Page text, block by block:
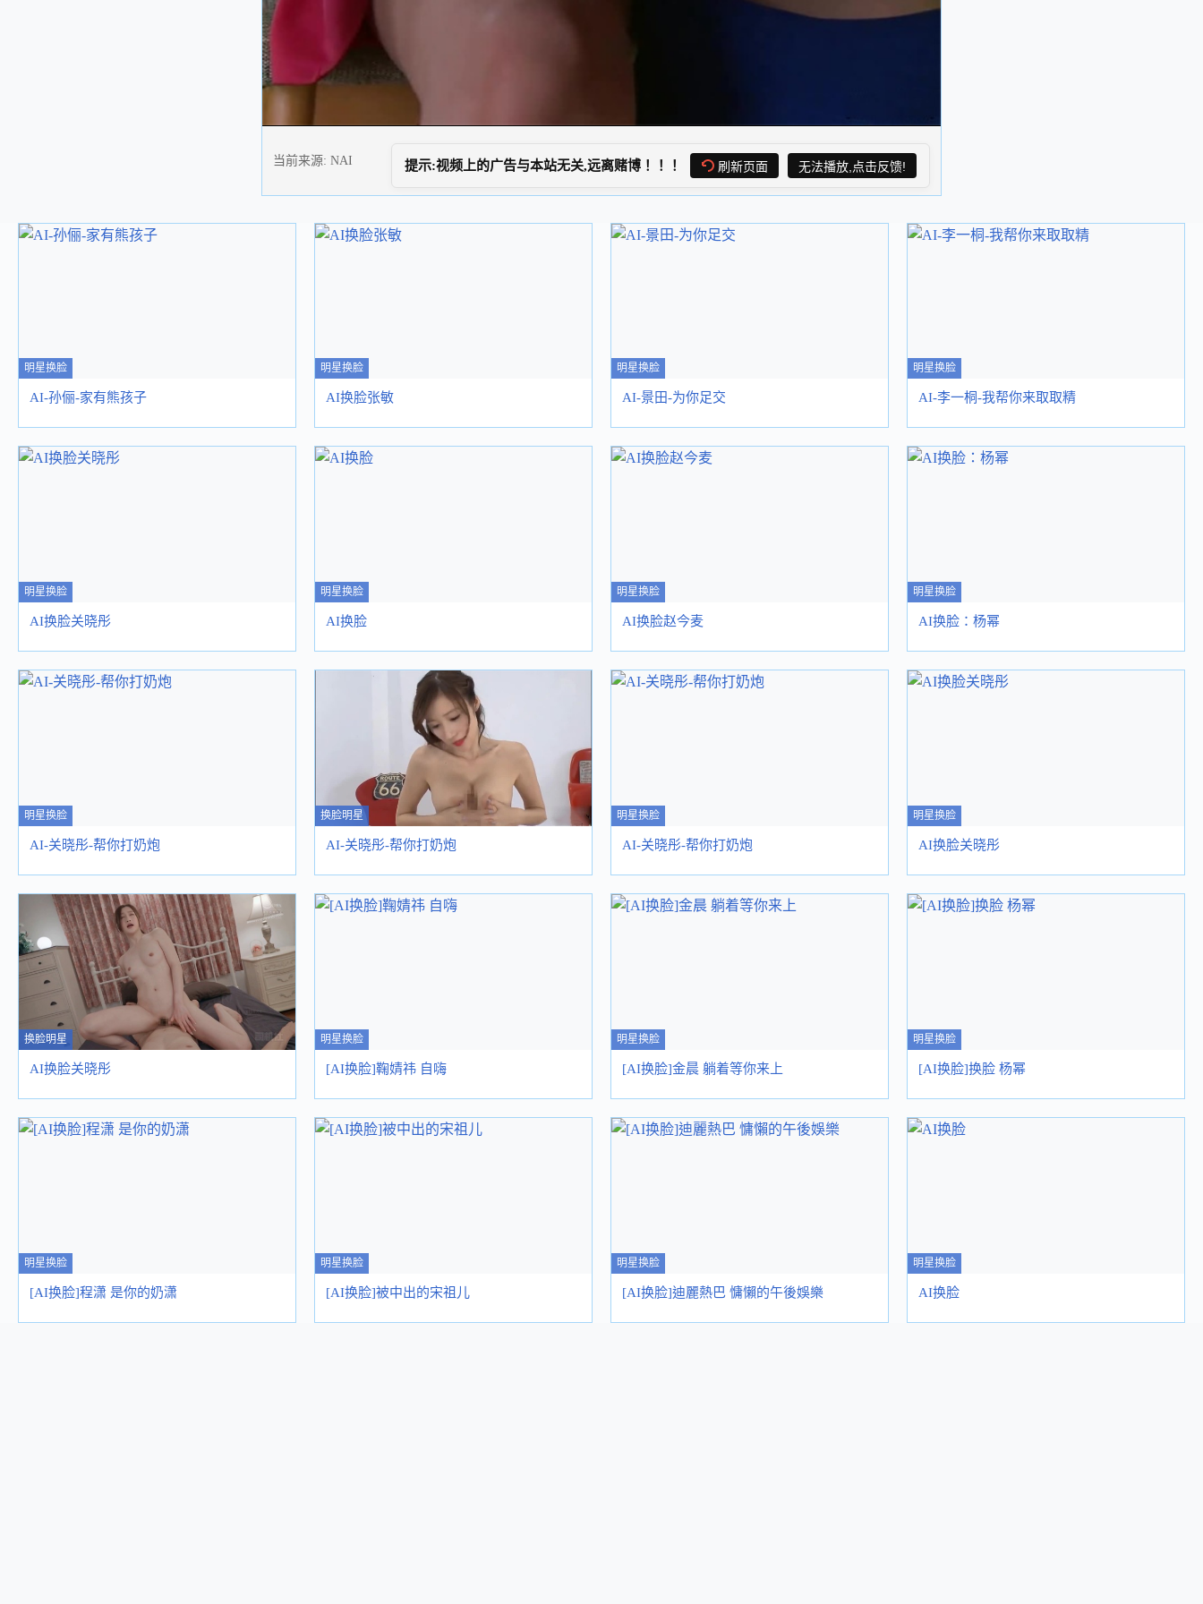
当前来源: NAI 提示:视频上的广告与本站无关,远离赌博！！！ 刷新页面 无法播放,点击反馈!
明星换脸
AI-孙俪-家有熊孩子
明星换脸
AI换脸张敏
明星换脸
AI-景田-为你足交
明星换脸
AI-李一桐-我帮你来取取精
明星换脸
AI换脸关晓彤
明星换脸
AI换脸
明星换脸
AI换脸赵今麦
明星换脸
AI换脸：杨幂
明星换脸
AI-关晓彤-帮你打奶炮
换脸明星
AI-关晓彤-帮你打奶炮
明星换脸
AI-关晓彤-帮你打奶炮
明星换脸
AI换脸关晓彤
换脸明星
AI换脸关晓彤
明星换脸
[AI换脸]鞠婧祎 自嗨
明星换脸
[AI换脸]金晨 躺着等你来上
明星换脸
[AI换脸]换脸 杨幂
明星换脸
[AI换脸]程潇 是你的奶潇
明星换脸
[AI换脸]被中出的宋祖儿
明星换脸
[AI换脸]迪麗熱巴 慵懶的午後娛樂
明星换脸
AI换脸